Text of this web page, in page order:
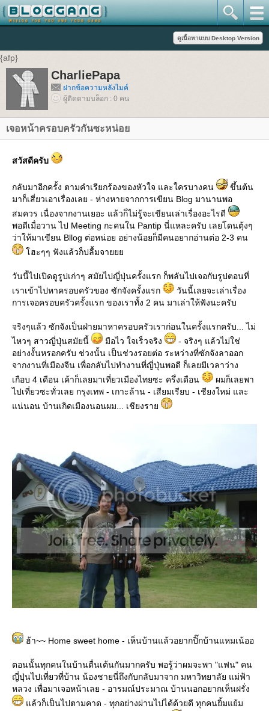
{afp}
CharliePapa
ฝากข้อความหลังไมค์
ผู้ติดตามบล็อก : 0 คน
เจอหน้าครอบครัวกันซะหน่อย
สวัสดีครับ
กลับมาอีกครั้ง ตามคำเรียกร้องของหัวใจ และใครบางคน
ขึ้นต้น
มาก็เสี่ยวเอาเรื่องเลย - ห่างหายจากการเขียน Blog มานานพอ
สมควร เนื่องจากงานเยอะ แล้วก็ไม่รู้จะเขียนเล่าเรื่องอะไรดี
พอดีเมื่อวาน ไป Meeting กะคนใน Pantip นี่แหละครับ เลยโดนตุ้งๆ
ว่าให้มาเขียน Bllog ต่อหน่อย อย่างน้อยก็มีคนอยากอ่านต่อ 2-3 คน
โฮะๆๆ ฟังแล้วก็ปลื้มจายยย
วันนี้ไปเปิดดูรูปเก่าๆ สมัยไปญี่ปุ่นครั้งแรก ก็พลันไปเจอกับรูปตอนที่
เราเข้าไปหาครอบครัวของ ซักจังครั้งแรก
วันนี้เลยจะเล่าเรื่อง
การเจอครอบครัวครั้งแรก ของเราทั้ง 2 คน มาเล่าให้ฟังนะครับ
จริงๆแล้ว ซักจังเป็นฝ่ายมาหาครอบครัวเราก่อนในครั้งแรกครับ... ไม่
ไหวๆ สาวญี่ปุ่นสมัยนี้
มือไว ใจเร็วจริง
- จริงๆ แล้วไม่ใช่
อย่างงั้นหรอกครับ ช่วงนั้น เป็นช่วงรอยต่อ ระหว่างที่ซักจังลาออก
จากงานที่เมืองจีน เพื่อกลับไปทำงานที่ญี่ปุ่นพอดี ก็เลยมีเวลาว่าง
เกือบ 4 เดือน เค้าก็เลยมาเที่ยวเมืองไทยซะ ครึ่งเดือน
ผมก็เลยพา
ไปเที่ยวซะทั่วเลย กรุงเทพ - เกาะล้าน - เสียมเรียบ - เชียงใหม่ และ
แน่นอน บ้านเกิดเมืองนอนผม... เชียงราย
ฮ้า~~ Home sweet home - เห็นบ้านแล้วอยากปิ๊กบ้านแหมเน้ออ
ตอนนั้นทุกคนในบ้านตื่นเต้นกันมากครับ พอรู้ว่าผมจะพา "แฟน" คน
ญี่ปุ่นไปเที่ยวที่บ้าน น้องชายนี่ถึงกับกลับมาจาก มหาวิทยาลัย แม่ฟ้า
หลวง เพื่อมาเจอหน้าเลย - อารมณ์ประมาณ บ้านนอกอยากเห็นฝรั่ง
แล้วก็เป็นไปตามคาด - ทุกอย่างผ่านไปได้ด้วยดี ทุกคนยิ้มแย้ม